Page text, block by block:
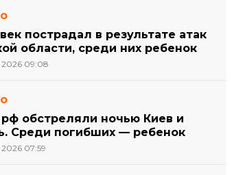
пострадал в результате атак
области, среди них ребенок
2026 09:08
рф обстреляли ночью Киев и
Среди погибших — ребенок
07:59